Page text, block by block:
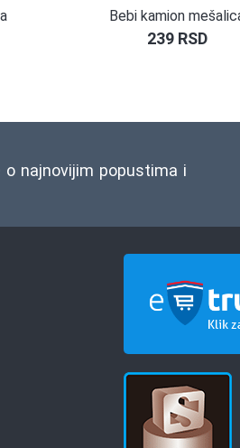
Bebi kamion
239 RSD
najnovijim popustima i